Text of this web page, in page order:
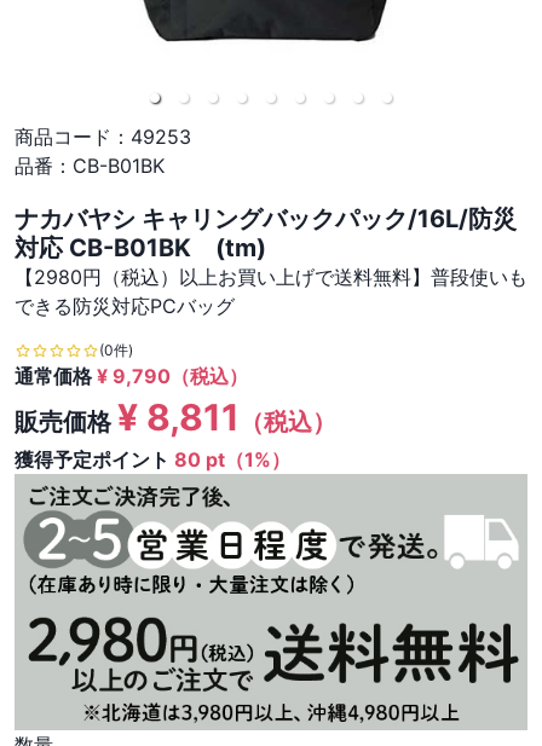
商品コード： 49253
品番： CB-B01BK
ナカバヤシ キャリングバックパック/16L/防災
対応 CB-B01BK (tm)
【2980円（税込）以上お買い上げで送料無料】普段使いも
できる防災対応PCバッグ
(0件)
通常価格¥ 9,790 （税込）
販売価格¥ 8,811 （税込）
獲得予定ポイント 80 pt（1%）